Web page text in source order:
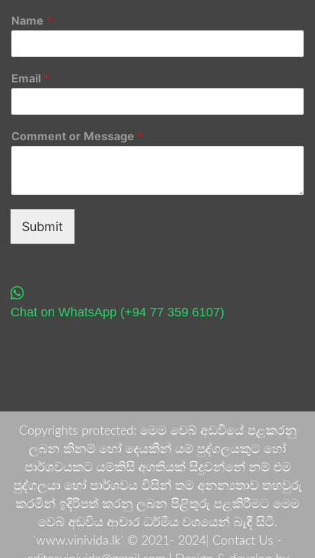
Name *
Email *
Comment or Message *
Submit
Chat on WhatsApp (+94 77 359 6107)
Copyrights protected: මෙම වෙබ් අඩවියේ පළකරනු
ලබන කිනම් හෝ දෙයකින් යම් පුද්ගලයකුට හෝ
පාර්ශවයකට යම්කිසි අගතියක් සිදුවන්නේ නම් එම
පුද්ගලයා හෝ පාර්ශවය විසින් තම අනන්‍යතාව තහවුරු
කරමින් ඉදිරිපත් කරනු ලබන පිළිතුරු පළකිරීමට මෙම
වෙබ් අඩවිය ආචාර ධර්මීය වශයෙන් බැඳී සිටී.
'www.vinivida.lk' © 2021- 2024| Contact Us -